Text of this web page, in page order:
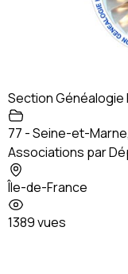
Section Généalogie
77 - Seine-et-Marne,
Associations par
Île-de-France
1389 vues